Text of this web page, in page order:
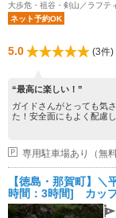
大歩危・祖谷・剣山／ラフテ
ネット予約OK
5.0 (3件)
“最高に楽しい！”
ガイドさんがとっても気
た！安全面にもよく配慮し
専用駐車場あり（無
【徳島・那賀町】
時間：3時間] カッ